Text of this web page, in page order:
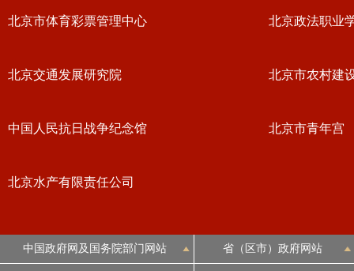
北京市体育彩票管理中心 北京政法职业
北京交通发展研究院 北京市农村建
中国人民抗日战争纪念馆 北京市青年宫
北京水产有限责任公司
中国政府网及国务院部门网站 省（区市）政府网站